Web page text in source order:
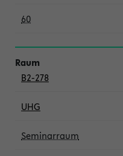
60
B2-278
UHG
Seminarraum